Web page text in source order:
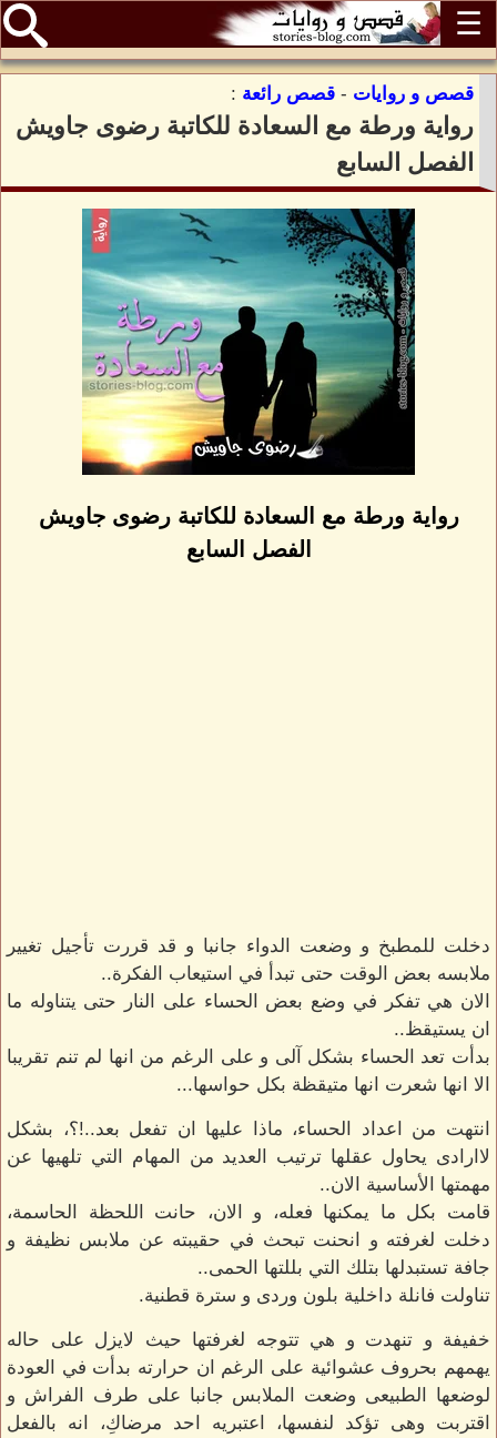
☰
قصص و روايات - قصص رائعة :
رواية ورطة مع السعادة للكاتبة رضوى جاويش
الفصل السابع
رواية ورطة مع السعادة للكاتبة رضوى جاويش
الفصل السابع
دخلت للمطبخ و وضعت الدواء جانبا و قد قررت تأجيل تغيير
ملابسه بعض الوقت حتى تبدأ في استيعاب الفكرة..
الان هي تفكر في وضع بعض الحساء على النار حتى يتناوله ما
ان يستيقظ..
بدأت تعد الحساء بشكل آلى و على الرغم من انها لم تنم تقريبا
الا انها شعرت انها متيقظة بكل حواسها...
انتهت من اعداد الحساء، ماذا عليها ان تفعل بعد..!؟، بشكل
لاارادى يحاول عقلها ترتيب العديد من المهام التي تلهيها عن
مهمتها الأساسية الان..
قامت بكل ما يمكنها فعله، و الان، حانت اللحظة الحاسمة،
دخلت لغرفته و انحنت تبحث في حقيبته عن ملابس نظيفة و
جافة تستبدلها بتلك التي بللتها الحمى..
تناولت فانلة داخلية بلون وردى و سترة قطنية.
خفيفة و تنهدت و هي تتوجه لغرفتها حيث لايزل على حاله
يهمهم بحروف عشوائية على الرغم ان حرارته بدأت في العودة
لوضعها الطبيعى وضعت الملابس جانبا على طرف الفراش و
اقتربت وهى تؤكد لنفسها، اعتبريه احد مرضاكِ، انه بالفعل